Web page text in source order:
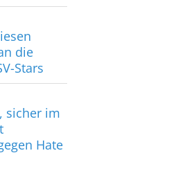
die
Stars
sicher im
Hate